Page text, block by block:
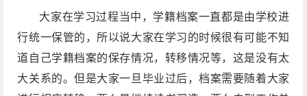
大家在学习过程当中，学籍档案一直都是由学校进
行统一保管的，所以说大家在学习的时候很有可能不知
道自己学籍档案的保存情况，转移情况等，这是没有太
大关系的。但是大家一旦毕业过后，档案需要随着大家